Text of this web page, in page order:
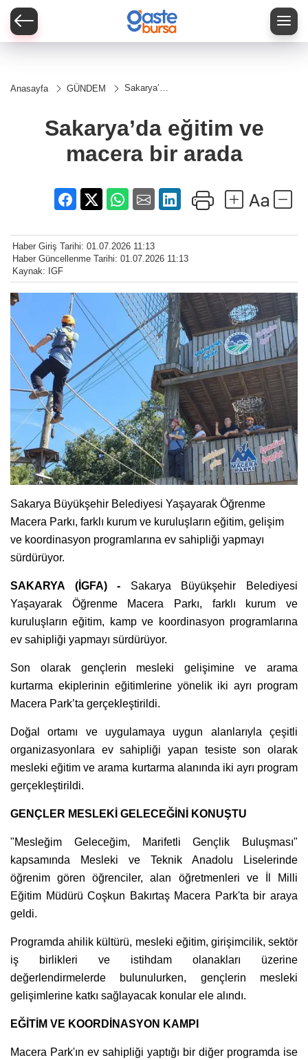
Anasayfa GÜNDEM
Sakarya’da
arada
Sakarya’da eğitim ve
macera bir arada
Haber Giriş Tarihi: 01.07.2026 11:13
Haber Güncellenme Tarihi: 01.07.2026 11:13
Kaynak: IGF
Sakarya Büyükşehir Belediyesi Yaşayarak Öğrenme
Macera Parkı, farklı kurum ve kuruluşların eğitim, gelişim
ve koordinasyon programlarına ev sahipliği yapmayı
sürdürüyor.
SAKARYA (İGFA) - Sakarya Büyükşehir Belediyesi
Yaşayarak Öğrenme Macera Parkı, farklı kurum ve
kuruluşların eğitim, kamp ve koordinasyon programlarına
ev sahipliği yapmayı sürdürüyor.
Son olarak gençlerin mesleki gelişimine ve arama
kurtarma ekiplerinin eğitimlerine yönelik iki ayrı program
Macera Park’ta gerçekleştirildi.
Doğal ortamı ve uygulamaya uygun alanlarıyla çeşitli
organizasyonlara ev sahipliği yapan tesiste son olarak
mesleki eğitim ve arama kurtarma alanında iki ayrı program
gerçekleştirildi.
GENÇLER MESLEKİ GELECEĞİNİ KONUŞTU
"Mesleğim Geleceğim, Marifetli Gençlik Buluşması"
kapsamında Mesleki ve Teknik Anadolu Liselerinde
öğrenim gören öğrenciler, alan öğretmenleri ve İl Milli
Eğitim Müdürü Coşkun Bakırtaş Macera Park'ta bir araya
geldi.
Programda ahilik kültürü, mesleki eğitim, girişimcilik, sektör
iş birlikleri ve istihdam olanakları üzerine
değerlendirmelerde bulunulurken, gençlerin mesleki
gelişimlerine katkı sağlayacak konular ele alındı.
EĞİTİM VE KOORDİNASYON KAMPI
Macera Park'ın ev sahipliği yaptığı bir diğer programda ise